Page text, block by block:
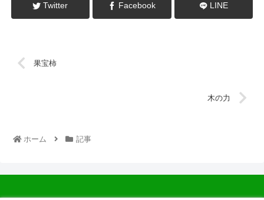
Twitter Facebook LINE
果宝柿
木の力
ホーム 記事